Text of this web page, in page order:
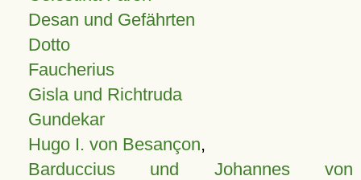
Desan und Gefährten
Dotto
Faucherius
Gisla und Richtruda
Gundekar
Hugo I. von Besançon,
Barduccius und Johannes von